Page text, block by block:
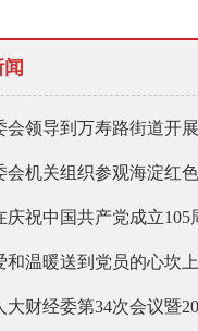
会领导到万寿路街道开
会机关组织参观海淀红
庆祝中国共产党成立105
和温暖送到党员的心坎上
大财经委第34次会议暨